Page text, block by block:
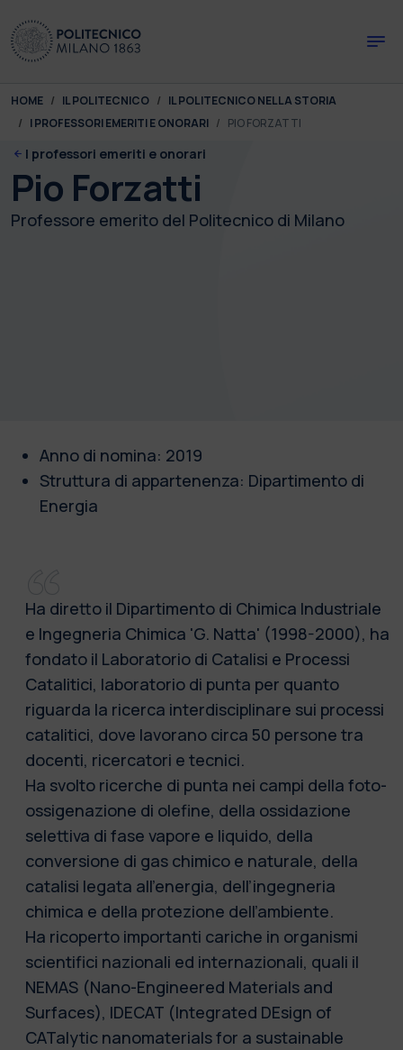
You are here:
HOME IL POLITECNICO
IL POLITECNICO NELLA STORIA
I PROFESSORI EMERITI E ONORARI
PIO FORZATTI
I professori emeriti e onorari
Pio Forzatti
Professore emerito del Politecnico di Milano
Anno di nomina: 2019
Struttura di appartenenza: Dipartimento di
Energia
Ha diretto il Dipartimento di Chimica Industriale
e Ingegneria Chimica 'G. Natta' (1998-2000), ha
fondato il Laboratorio di Catalisi e Processi
Catalitici, laboratorio di punta per quanto
riguarda la ricerca interdisciplinare sui processi
catalitici, dove lavorano circa 50 persone tra
docenti, ricercatori e tecnici.
Ha svolto ricerche di punta nei campi della foto-
ossigenazione di olefine, della ossidazione
selettiva di fase vapore e liquido, della
conversione di gas chimico e naturale, della
catalisi legata all’energia, dell’ingegneria
chimica e della protezione dell’ambiente.
Ha ricoperto importanti cariche in organismi
scientifici nazionali ed internazionali, quali il
NEMAS (Nano-Engineered Materials and
Surfaces), IDECAT (Integrated DEsign of
CATalytic nanomaterials for a sustainable